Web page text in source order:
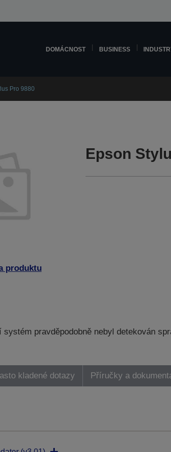
DOMÁCNOST BUSINESS
Pro 9880
produktu
Epson
systém pravděpodobně nebyl detekován
kladené dotazy Příručky a